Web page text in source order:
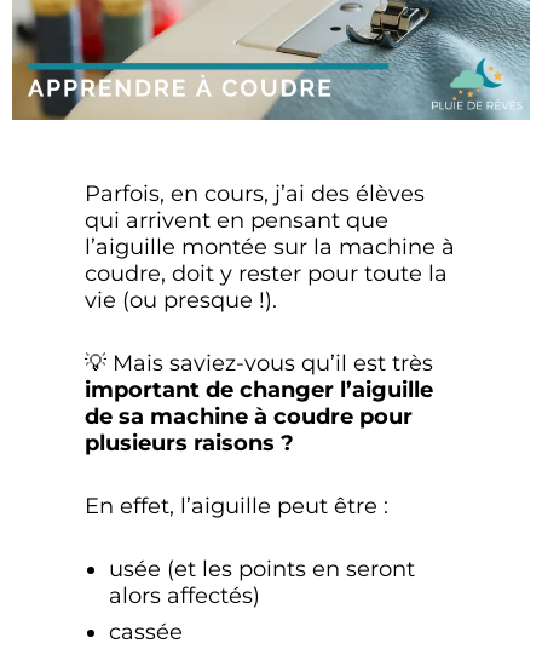
Parfois, en cours, j’ai des élèves
qui arrivent en pensant que
l’aiguille montée sur la machine à
coudre, doit y rester pour toute la
vie (ou presque !).
💡 Mais saviez-vous qu’il est très
important de changer l’aiguille
de sa machine à coudre pour
plusieurs raisons ?
En effet, l’aiguille peut être :
usée (et les points en seront
alors affectés)
cassée